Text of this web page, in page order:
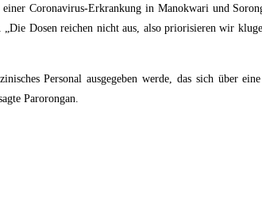
Coronavirus-Erkrankung in Manokwari und
Dosen reichen nicht aus, also priorisieren wir
Personal ausgegeben werde, das sich über
Parorongan.